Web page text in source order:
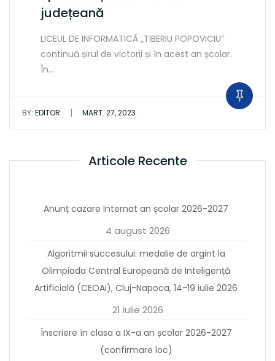
județeană
LICEUL DE INFORMATICĂ „TIBERIU POPOVICIU”
continuă șirul de victorii și în acest an școlar.
În…
BY: EDITOR | MART. 27, 2023
Articole Recente
Anunț cazare Internat an școlar 2026-2027
4 august 2026
Algoritmii succesului: medalie de argint la
Olimpiada Central Europeană de Inteligență
Artificială (CEOAI), Cluj-Napoca, 14-19 iulie 2026
21 iulie 2026
Înscriere în clasa a IX-a an școlar 2026-2027
(confirmare loc)